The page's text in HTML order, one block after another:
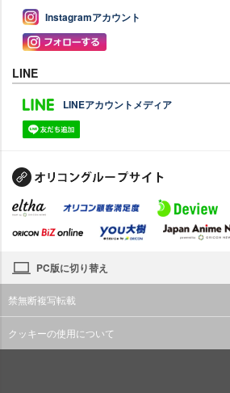
Instagramアカウント
LINE
LINEアカウントメディア
PC版に切り替え
禁無断複写転載
クッキーの使用について